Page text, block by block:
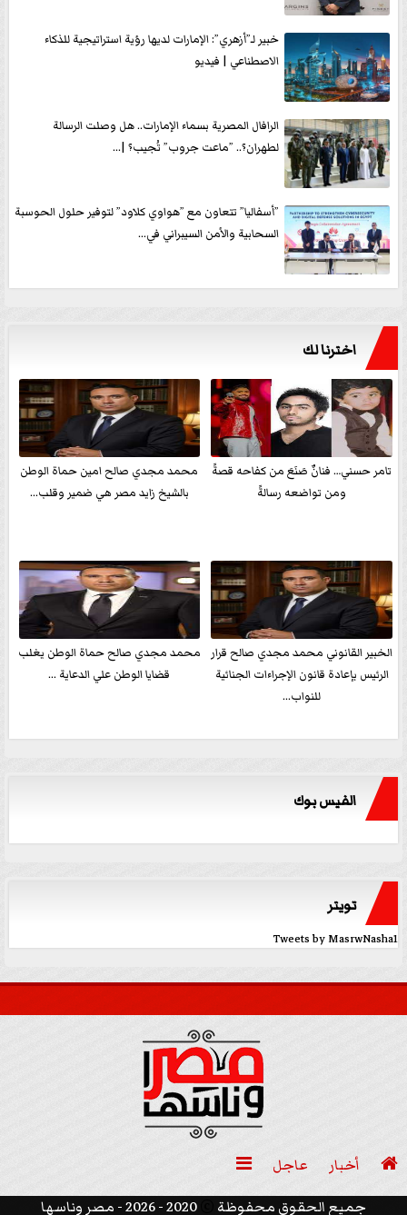
خبير لـ”أزهري”: الإمارات لديها رؤية استراتيجية للذكاء
الاصطناعي | فيديو
الرافال المصرية بسماء الإمارات.. هل وصلت الرسالة
لطهران؟.. ”ماعت جروب” تُجيب؟ |...
”أسفاليا” تتعاون مع ”هواوي كلاود” لتوفير حلول الحوسبة
السحابية والأمن السيبراني في...
اخترنا لك
تامر حسني… فنانٌ صَنَعَ من كفاحه قصةً
ومن تواضعه رسالةً
محمد مجدي صالح امين حماة الوطن
بالشيخ زايد مصر هي ضمير وقلب...
الخبير القانوني محمد مجدي صالح قرار
الرئيس بإعادة قانون الإجراءات الجنائية
للنواب...
محمد مجدي صالح حماة الوطن يغلب
قضايا الوطن علي الدعاية ...
الفيس بوك
تويتر
Tweets by MasrwNasha1
 أخبار عاجل

جميع الحقوق محفوظة